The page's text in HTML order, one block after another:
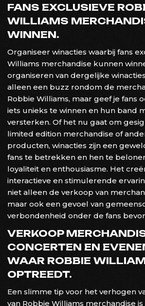
FANS EXCLUSIEVE
WILLIAMS
WINNEN.
Organiseer winacties waarbij fans
Williams merchandise kunnen
organiseren van dergelijke
alleen een buzz rondom de
Robbie Williams, maar geef je fans
iets unieks te winnen en hun band
versterken. Of het nu gaat om
limited edition merchandise of
producten, winacties zijn een
fans te betrekken en hen te
loyaliteit en enthousiasme. Het
interactieve en stimulerende
niet alleen de verkoop van
maar ook een gevoel van
verbondenheid onder de fans
VERKOOP
CONCERTEN EN
WAAR ROBBIE
OPTREEDT.
Een slimme tip voor het verhogen
van Robbie Williams merchandise